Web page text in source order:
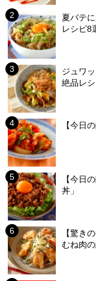
夏バテ
レシピ8
ジュワ
絶品レ
【今日
【今日
丼」
【驚き
むね肉